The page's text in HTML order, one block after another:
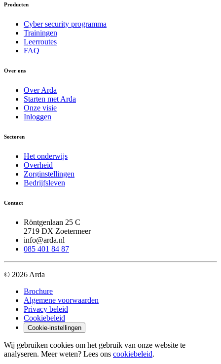
Producten
Cyber security programma
Trainingen
Leerroutes
FAQ
Over ons
Over Arda
Starten met Arda
Onze visie
Inloggen
Sectoren
Het onderwijs
Overheid
Zorginstellingen
Bedrijfsleven
Contact
Röntgenlaan 25 C
2719 DX Zoetermeer
info@arda.nl
085 401 84 87
© 2026 Arda
Brochure
Algemene voorwaarden
Privacy beleid
Cookiebeleid
Cookie-instellingen
Wij gebruiken cookies om het gebruik van onze website te
analyseren. Meer weten? Lees ons cookiebeleid.